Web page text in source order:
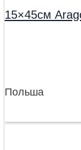
15×45см
Польша